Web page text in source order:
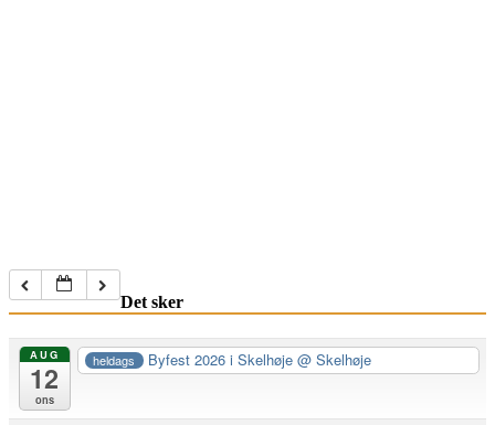
Det sker
AUG
12
ons
heldags Byfest 2026 i Skelhøje@ Skelhøje